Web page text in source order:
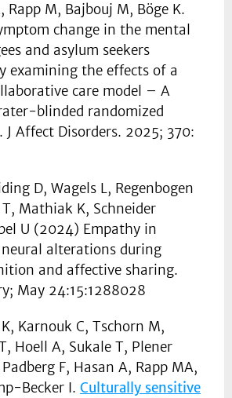
Rapp M, Bajbouj M, Böge K.
change in the mental
and asylum seekers
examining the effects of a
care model – A
blinded randomized
Affect Disorders. 2025; 370:
D, Wagels L, Regenbogen
Mathiak K, Schneider
U (2024) Empathy in
alterations during
and affective sharing.
May 24:15:1288028
Karnouk C, Tschorn M,
Hoell A, Sukale T, Plener
F, Hasan A, Rapp MA,
Becker I. Culturally sensitive